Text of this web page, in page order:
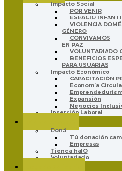
Impacto Social
POR VENIR
ESPACIO
VIOLENCIA
GÉNERO
CONVIVAMOS
EN PAZ
VOLUNTARIADO
BENEFICIOS
PARA USUARIAS
Impacto Económico
CAPACITACIÓN
Economía
Expansión
Negocios
Inserción Laboral
Doná
Tú donación
Empresas
Tienda halO
Voluntariado